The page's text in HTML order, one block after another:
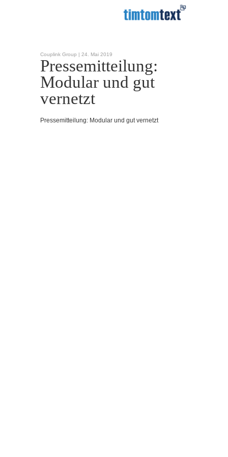
Couplink Group | 24. Mai 2019
Pressemitteilung:
Modular und gut
vernetzt
Pressemitteilung: Modular und gut vernetzt